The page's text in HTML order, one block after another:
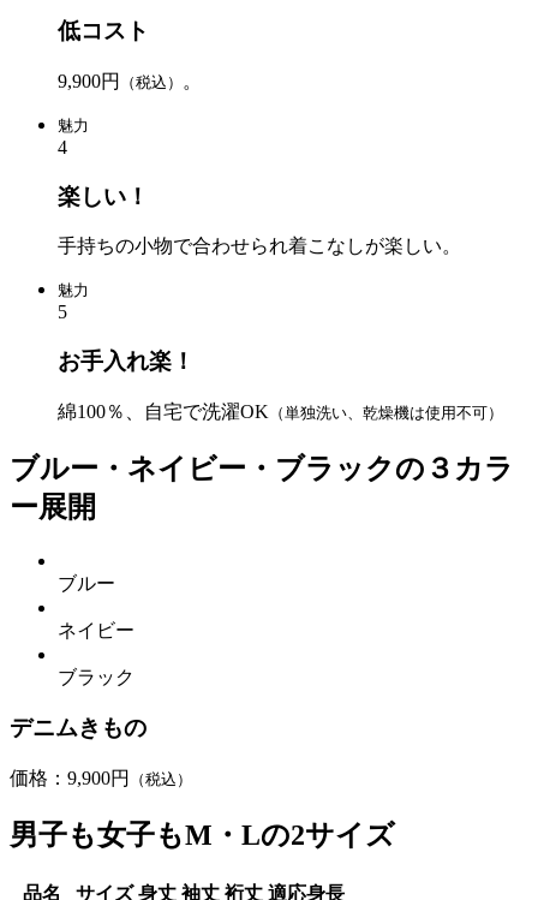
低コスト
9,900円 （税込） 。
魅力
4
楽しい！
手持ちの小物で合わせられ着こなしが楽しい。
魅力
5
お手入れ楽！
綿100％、自宅で洗濯OK （単独洗い、乾燥機は使用不可）
ブルー・ネイビー・ブラックの３カラ
ー展開
ブルー
ネイビー
ブラック
デニムきもの
価格：9,900円 （税込）
男子も女子もM・Lの2サイズ
品名 サイズ 身丈 袖丈 裄丈 適応身長